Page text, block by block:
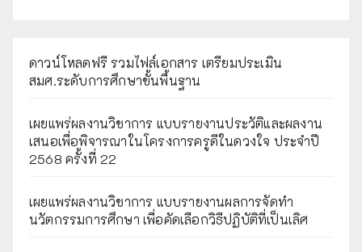
ดาวน์โหลดฟรี รวมไฟล์เอกสาร เตรียมประเมิน
สมศ.ระดับการศึกษาขั้นพื้นฐาน
เผยแพร่ผลงานวิชาการ แบบรายงานประวัติและผลงาน
เสนอเพื่อพิจารณาในโครงการครูดีในดวงใจ ประจำปี
2568 ครั้งที่ 22
เผยแพร่ผลงานวิชาการ แบบรายงานผลการจัดทำ
นวัตกรรมการศึกษา เพื่อคัดเลือกวิธีปฏิบัติที่เป็นเลิศ